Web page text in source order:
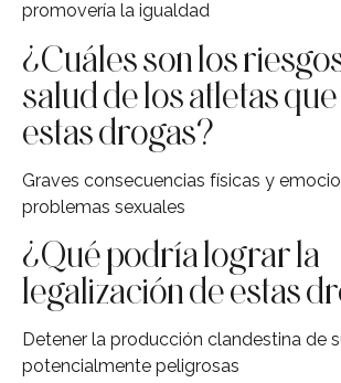
promovería la igualdad
¿Cuáles son los
salud de los atletas
estas drogas?
Graves consecuencias físicas y
problemas sexuales
¿Qué podría lograr la
legalización de estas
Detener la producción clandestina de
potencialmente peligrosas